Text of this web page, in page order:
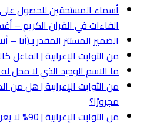
أسماء المستحقين للحصول
الفاءات في القرآن الكريم –
الضمير المستتر المقدر بـ(أنا –
من الثوابت الإعرابية | الفاعل
ما الاسم الوحيد الذي لا محل
من الثوابت الإعرابية | هل من
مجرورًا؟
من الثوابت الإعرابية | 90% لا يعرفون هذه المعلومة